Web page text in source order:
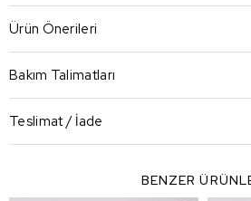
Ürün Önerileri
Bakım Talimatları
Teslimat / İade
BENZER